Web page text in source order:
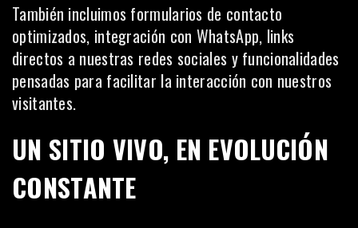
También incluimos formularios de contacto
optimizados, integración con WhatsApp, links
directos a nuestras redes sociales y funcionalidades
pensadas para facilitar la interacción con nuestros
visitantes.
UN SITIO VIVO, EN EVOLUCIÓN
CONSTANTE